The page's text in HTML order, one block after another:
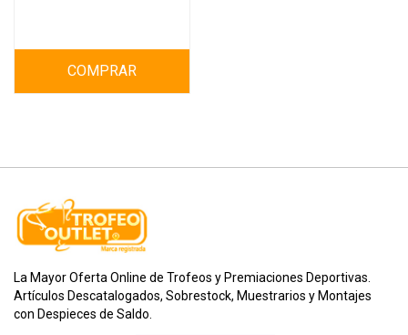
COMPRAR
La Mayor Oferta Online de Trofeos y Premiaciones Deportivas.
Artículos Descatalogados, Sobrestock, Muestrarios y Montajes
con Despieces de Saldo.